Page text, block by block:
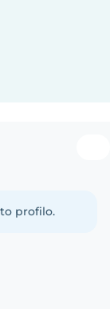
profilo.